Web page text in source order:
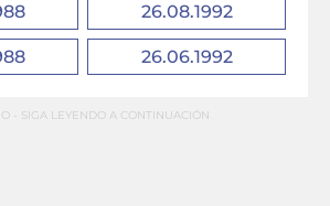
26.08.1992
26.06.1992
- SIGA LEYENDO A CONTINUACIÓN